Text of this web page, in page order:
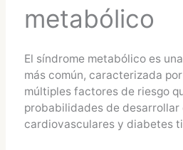
metabólico
El síndrome metabólico es
más común, caracterizada
múltiples factores de riesgo
probabilidades de desarrollar
cardiovasculares y diabetes